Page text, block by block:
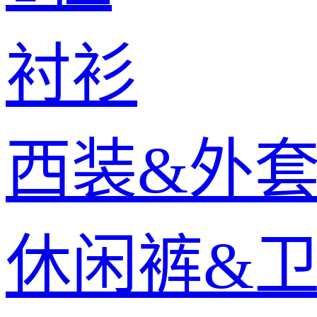
衬衫
西装&外
休闲裤&